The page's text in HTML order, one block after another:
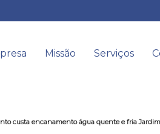
Missão Serviços
custa encanamento água quente e fria